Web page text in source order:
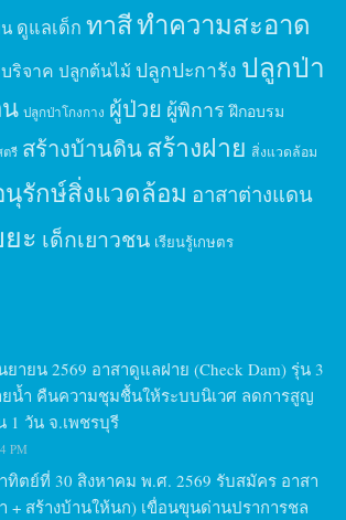
ดูแลเด็ก ทาสีทำความสะอาด
บริจาค ปลูกต้นไม้ ปลูกปะการัง ปลูกป่า
ปลูกป่าโกงกาง ผู้ป่วย ผู้พิการ ฝึกอบรม
ตรี สร้างบ้านดินสร้างฝาย สิ่งแวดล้อม
นุรักษ์สิ่งแวดล้อม อาสาต่างแดน
ะ เด็กเยาวชน เรียนรู้เกษตร
ายน 2569 อาสาดูแลฝาย (Check Dam) รุ่น 3
น้ำ คืนความชุมชื้นให้ระบบนิเวศ ลดการสูญ
1 วัน จ.เพชรบุรี
PM
ทิตย์ที่ 30 สิงหาคม พ.ศ. 2569 รับสมัคร อาสา
+ สร้างบ้านให้นก) เขื่อนขุนด่านปราการชล